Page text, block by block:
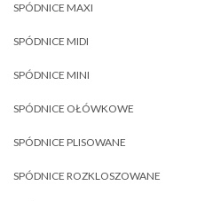
SPÓDNICE MAXI
SPÓDNICE MIDI
SPÓDNICE MINI
SPÓDNICE OŁÓWKOWE
SPÓDNICE PLISOWANE
SPÓDNICE ROZKLOSZOWANE